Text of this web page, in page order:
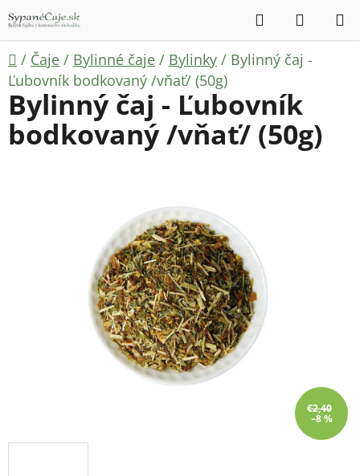
na
obsah
Hľadať
KOŠÍK
Domov
/ Čaje / Bylinné čaje / Bylinky / Bylinný čaj -
Ľubovník bodkovaný /vňať/ (50g)
Bylinný čaj - Ľubovník
bodkovaný /vňať/ (50g)
€2,40
–8 %